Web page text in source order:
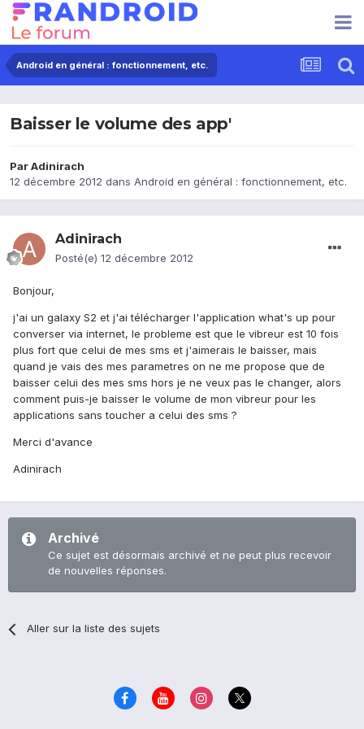
Android en général : fonctionnement, etc.
Baisser le volume des app'
ParAdinirach
12 décembre 2012 dans Android en général : fonctionnement, etc.
Adinirach
Posté(e) 12 décembre 2012
Bonjour,
j'ai un galaxy S2 et j'ai télécharger l'application what's up pour
converser via internet, le probleme est que le vibreur est 10 fois
plus fort que celui de mes sms et j'aimerais le baisser, mais
quand je vais des mes parametres on ne me propose que de
baisser celui des mes sms hors je ne veux pas le changer, alors
comment puis-je baisser le volume de mon vibreur pour les
applications sans toucher a celui des sms ?
Merci d'avance
Adinirach
Archivé
Ce sujet est désormais archivé et ne peut plus recevoir
de nouvelles réponses.
Aller sur la liste des sujets